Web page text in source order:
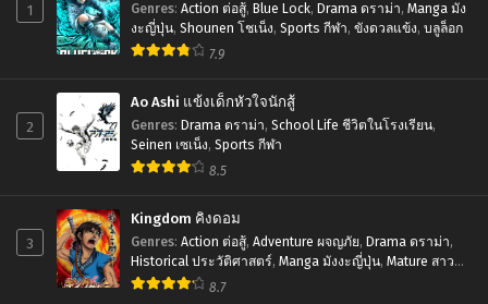
1 Genres: Action ต่อสู้, Blue Lock, Drama ดราม่า, Manga มัง
งะญี่ปุ่น, Shounen โชเน็ง, Sports กีฬา, ขังดวลแข้ง, บลูล็อก
7.9
2
Ao Ashi แข้งเด็กหัวใจนักสู้
Genres: Drama ดราม่า, School Life ชีวิตในโรงเรียน,
Seinen เซเน็ง, Sports กีฬา
8.5
3
Kingdom คิงดอม
Genres: Action ต่อสู้, Adventure ผจญภัย, Drama ดราม่า,
Historical ประวัติศาสตร์, Manga มังงะญี่ปุ่น, Mature สาว
ใหญ่,Seinen เซเน็ง
8.7